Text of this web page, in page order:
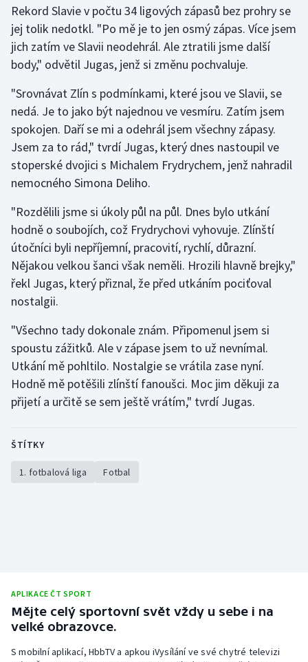
Parasport
Plavání
Plážový volejbal
Rychlobruslení
Rychlostní kanoistika
Short track
Sportovní střelba
Stolní tenis
Veslování
Vodní slalom
Ostatní
Rekord Slavie v počtu 34 ligových zápasů bez prohry se
jej tolik nedotkl. "Po mě je to jen osmý zápas. Více jsem
jich zatím ve Slavii neodehrál. Ale ztratili jsme další
body," odvětil Jugas, jenž si změnu pochvaluje.
"Srovnávat Zlín s podmínkami, které jsou ve Slavii, se
nedá. Je to jako být najednou ve vesmíru. Zatím jsem
spokojen. Daří se mi a odehrál jsem všechny zápasy.
Jsem za to rád," tvrdí Jugas, který dnes nastoupil ve
stoperské dvojici s Michalem Frydrychem, jenž nahradil
nemocného Simona Deliho.
"Rozdělili jsme si úkoly půl na půl. Dnes bylo utkání
hodně o soubojích, což Frydrychovi vyhovuje. Zlínští
útočníci byli nepříjemní, pracovití, rychlí, důrazní.
Nějakou velkou šanci však neměli. Hrozili hlavně brejky,"
řekl Jugas, který přiznal, že před utkáním pociťoval
nostalgii.
"Všechno tady dokonale znám. Připomenul jsem si
spoustu zážitků. Ale v zápase jsem to už nevnímal.
Utkání mě pohltilo. Nostalgie se vrátila zase nyní.
Hodně mě potěšili zlínští fanoušci. Moc jim děkuji za
přijetí a určitě se sem ještě vrátím," tvrdí Jugas.
ŠTÍTKY
1. fotbalová liga Fotbal
APLIKACE ČT SPORT
Mějte celý sportovní svět vždy u sebe i na
velké obrazovce.
S mobilní aplikací, HbbTV a apkou iVysílání ve své chytré televizi